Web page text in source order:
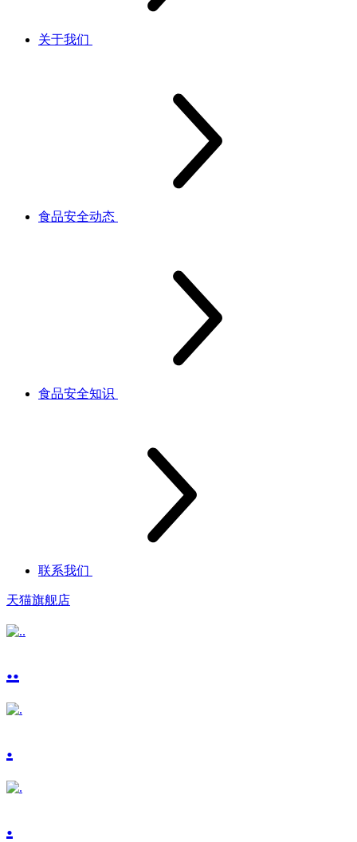
关于我们
食品安全动态
食品安全知识
联系我们
天猫旗舰店
..
.
.